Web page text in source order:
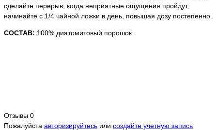
сделайте перерыв; когда неприятные ощущения пройдут,
начинайте с 1/4 чайной ложки в день, повышая дозу постепенно.
СОСТАВ: 100% диатомитовый порошок.
Отзывы 0
Пожалуйста авторизируйтесь или создайте учетную запись